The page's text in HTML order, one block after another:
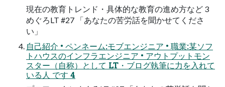
現在の教育トレンド・具体的な教育の進め方など 3
めぐろLT #27 「あなたの苦労話を聞かせてくださ
い」
自己紹介 • ペンネーム:モブエンジニア • 職業:某ソフ
トハウスのインフラエンジニア • アウトプットモン
スター（自称）として LT・ブログ執筆に力を入れて
いる人 です 4